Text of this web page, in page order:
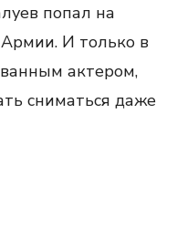
попал на
И только в
актером,
сниматься даже